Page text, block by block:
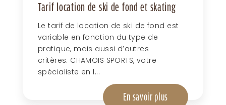
Tarif location de ski de fond et skating
Le tarif de location de ski de fond est
variable en fonction du type de
pratique, mais aussi d’autres
critères. CHAMOIS SPORTS, votre
spécialiste en l...
En savoir plus